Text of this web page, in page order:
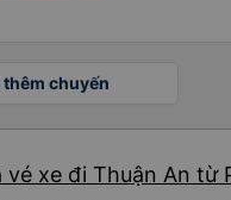
thêm chuyến
vé xe đi Thuận An từ